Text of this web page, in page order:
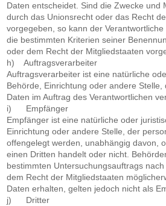
Daten entscheidet. Sind die Zwecke und
durch das Unionsrecht oder das Recht
vorgegeben, so kann der
die bestimmten Kriterien seiner
oder dem Recht der Mitgliedstaaten
h) Auftragsverarbeiter
Auftragsverarbeiter ist eine natürliche
Behörde, Einrichtung oder andere
Daten im Auftrag des Verantwortlichen
i) Empfänger
Empfänger ist eine natürliche oder
Einrichtung oder andere Stelle, der
offengelegt werden, unabhängig davon,
einen Dritten handelt oder nicht.
bestimmten Untersuchungsauftrags
dem Recht der Mitgliedstaaten
Daten erhalten, gelten jedoch nicht als
j) Dritter